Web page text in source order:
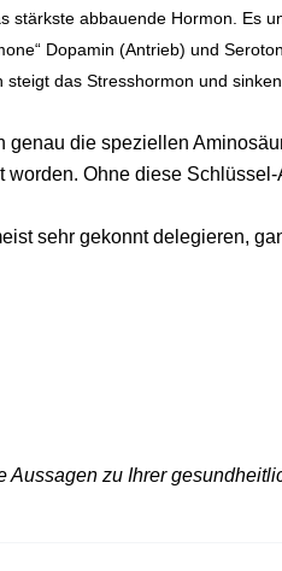
stärks­te abbau­en­de Hor­mon. Es
Dopa­min (Antrieb) und
das Stress­hor­mon und
genau die spe­zi­el­len
wor­den. Ohne die­se
sehr gekonnt dele­gie­ren,
zu Ihrer